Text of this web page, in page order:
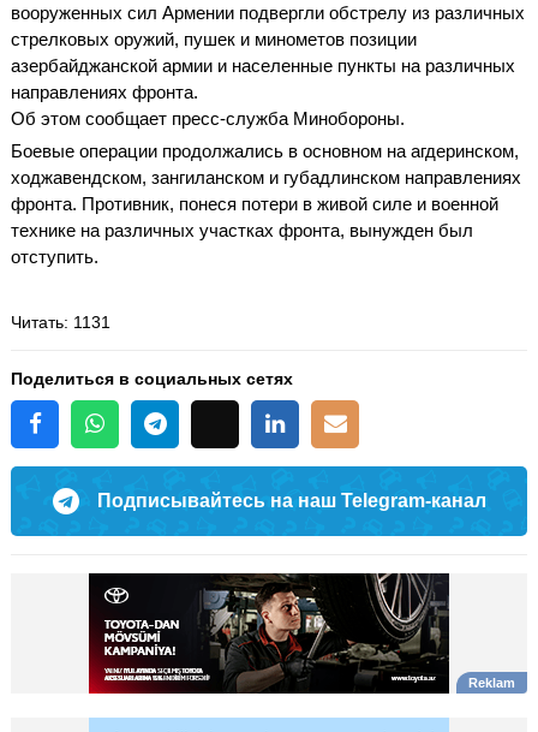
вооруженных сил Армении подвергли обстрелу из различных
стрелковых оружий, пушек и минометов позиции
азербайджанской армии и населенные пункты на различных
направлениях фронта.
Об этом сообщает пресс-служба Минобороны.
Боевые операции продолжались в основном на агдеринском,
ходжавендском, зангиланском и губадлинском направлениях
фронта. Противник, понеся потери в живой силе и военной
технике на различных участках фронта, вынужден был
отступить.
Читать: 1131
Поделиться в социальных сетях
Подписывайтесь на наш Telegram-канал